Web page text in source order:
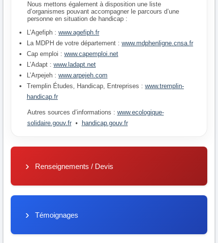
Nous mettons également à disposition une liste
d’organismes pouvant accompagner le parcours d’une
personne en situation de handicap :
L’Agefiph : www.agefiph.fr
La MDPH de votre département : www.mdphenligne.cnsa.fr
Cap emploi : www.capemploi.net
L’Adapt : www.ladapt.net
L’Arpejeh : www.arpejeh.com
Tremplin Études, Handicap, Entreprises : www.tremplin-
handicap.fr
Autres sources d’informations : www.ecologique-
solidaire.gouv.fr• handicap.gouv.fr
Renseignements / Devis
Témoignages